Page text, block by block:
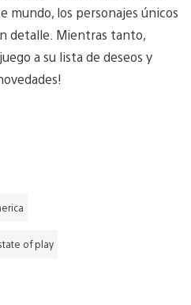
mundo, los personajes únicos
detalle. Mientras tanto,
a su lista de deseos y
of play